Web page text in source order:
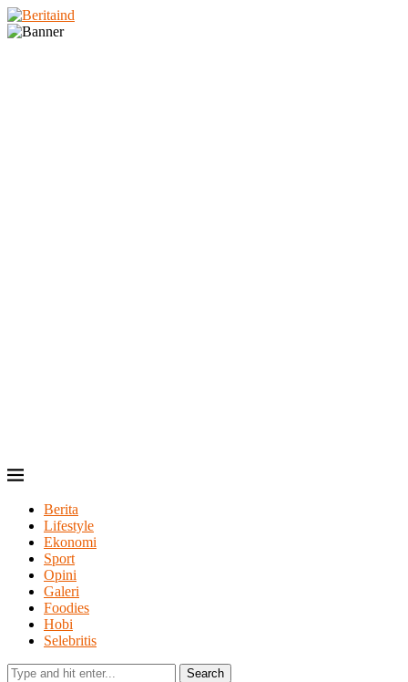
Berita
Lifestyle
Ekonomi
Sport
Opini
Galeri
Foodies
Hobi
Selebritis
Search